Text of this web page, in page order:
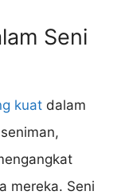
Seni
kuat dalam
mereka. Seni